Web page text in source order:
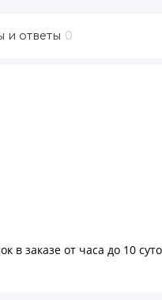
и ответы 0
в заказе от часа до 10